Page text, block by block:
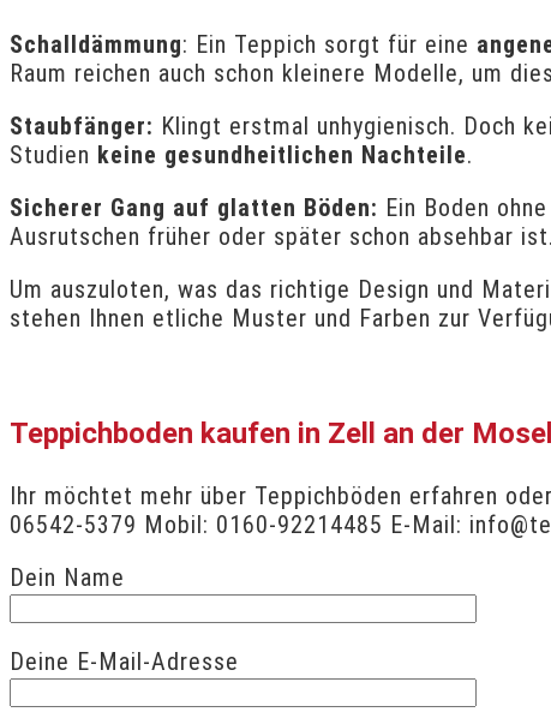
Schalldämmung: Ein Teppich sorgt für eine
Raum reichen auch schon kleinere Modelle, um
Staubfänger: Klingt erstmal unhygienisch. Doch
Studien keine gesundheitlichen Nachteile.
Sicherer Gang auf glatten Böden: Ein Boden
Ausrutschen früher oder später schon absehbar
Um auszuloten, was das richtige Design und
stehen Ihnen etliche Muster und Farben zur
Teppichboden kaufen in Zell an der Mosel
Ihr möchtet mehr über Teppichböden erfahren
06542-5379 Mobil: 0160-92214485 E-Mail:
Dein Name
Deine E-Mail-Adresse